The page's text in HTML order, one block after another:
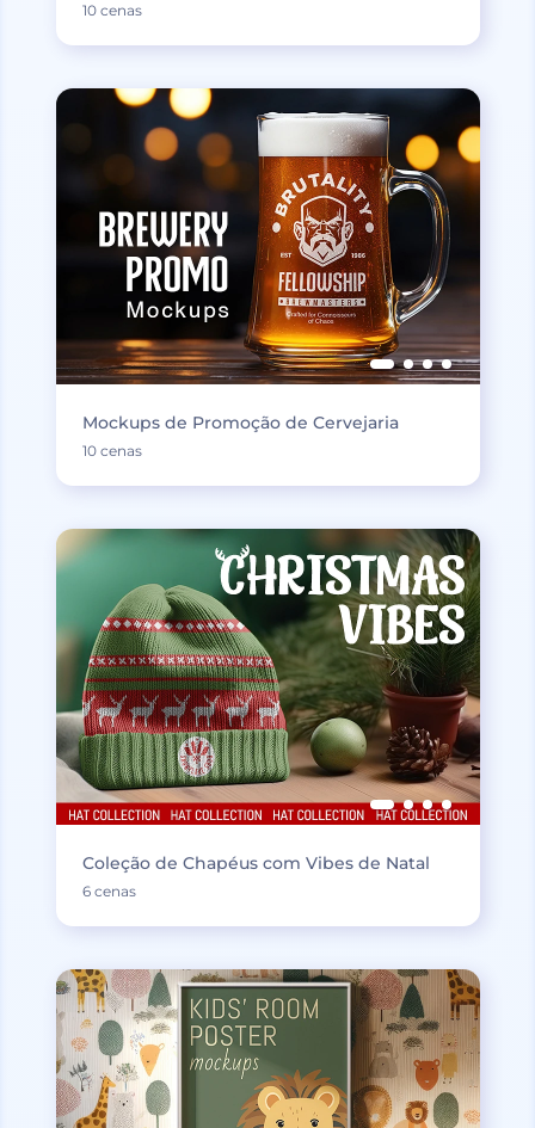
10 cenas
Mockups de Promoção de Cervejaria
10 cenas
Coleção de Chapéus com Vibes de Natal
6 cenas